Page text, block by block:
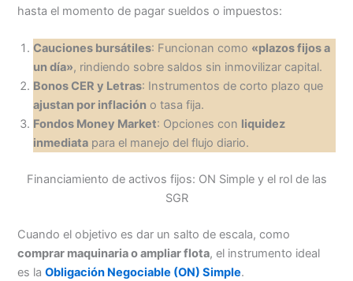
hasta el momento de pagar sueldos o impuestos:
Cauciones bursátiles: Funcionan como «plazos fijos a
un día», rindiendo sobre saldos sin inmovilizar capital.
Bonos CER y Letras: Instrumentos de corto plazo que
ajustan por inflación o tasa fija.
Fondos Money Market: Opciones con liquidez
inmediata para el manejo del flujo diario.
Financiamiento de activos fijos: ON Simple y el rol de las
SGR
Cuando el objetivo es dar un salto de escala, como
comprar maquinaria o ampliar flota, el instrumento ideal
es laObligación Negociable (ON) Simple.